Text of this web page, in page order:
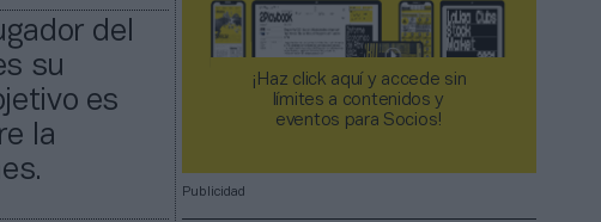
del
su
es
la
¡Haz click aquí y accede sin
límites a contenidos y
eventos para Socios!​​​​​​​
Publicidad